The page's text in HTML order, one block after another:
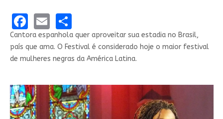
Facebook
EmailShare
Cantora espanhola quer aproveitar sua estadia no Brasil,
país que ama. O Festival é considerado hoje o maior festival
de mulheres negras da América Latina.